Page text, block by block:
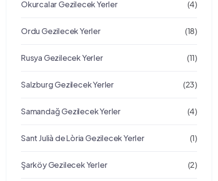
Okurcalar Gezilecek Yerler (4)
Ordu Gezilecek Yerler (18)
Rusya Gezilecek Yerler (11)
Salzburg Gezilecek Yerler (23)
Samandağ Gezilecek Yerler (4)
Sant Julià de Lòria Gezilecek Yerler (1)
Şarköy Gezilecek Yerler (2)